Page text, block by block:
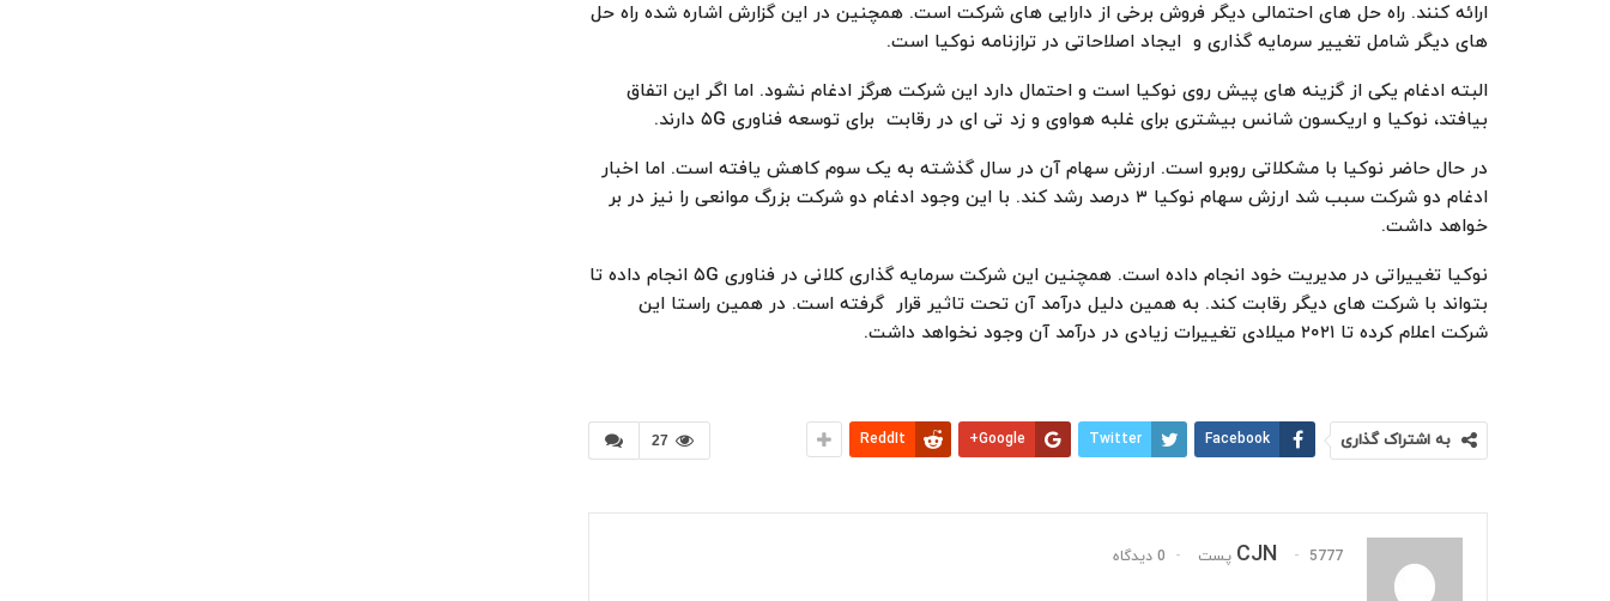
ارائه کنند. راه حل های احتمالی دیگر فروش برخی از دارایی های شرکت است. همچنین در این گزارش اشاره شده راه حل
های دیگر شامل تغییر سرمایه گذاری و ایجاد اصلاحاتی در ترازنامه نوکیا است.
البته ادغام یکی از گزینه های پیش روی نوکیا است و احتمال دارد این شرکت هرگز ادغام نشود. اما اگر این اتفاق
بیافتد، نوکیا و اریکسون شانس بیشتری برای غلبه هواوی و زد تی ای در رقابت برای توسعه فناوری ۵G دارند.
در حال حاضر نوکیا با مشکلاتی روبرو است. ارزش سهام آن در سال گذشته به یک سوم کاهش یافته است. اما اخبار
ادغام دو شرکت سبب شد ارزش سهام نوکیا ۳ درصد رشد کند. با این وجود ادغام دو شرکت بزرگ موانعی را نیز در بر
خواهد داشت.
نوکیا تغییراتی در مدیریت خود انجام داده است. همچنین این شرکت سرمایه گذاری کلانی در فناوری ۵G انجام داده تا
بتواند با شرکت های دیگر رقابت کند. به همین دلیل درآمد آن تحت تاثیر قرار گرفته است. در همین راستا این
شرکت اعلام کرده تا ۲۰۲۱ میلادی تغییرات زیادی در درآمد آن وجود نخواهد داشت.
27 به اشتراک گذاری Facebook
Twitter
Google+
ReddIt
CJN 5777 پست 0 دیدگاه